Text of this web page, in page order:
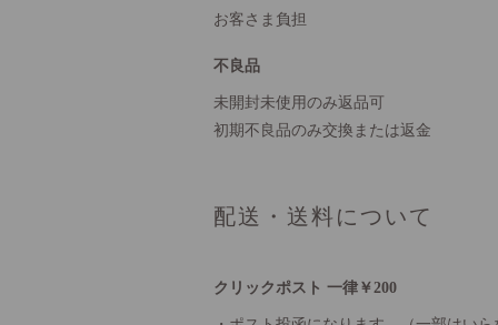
お客さま負担
不良品
未開封未使用のみ返品可
初期不良品のみ交換または返金
配送・送料について
クリックポスト 一律￥200